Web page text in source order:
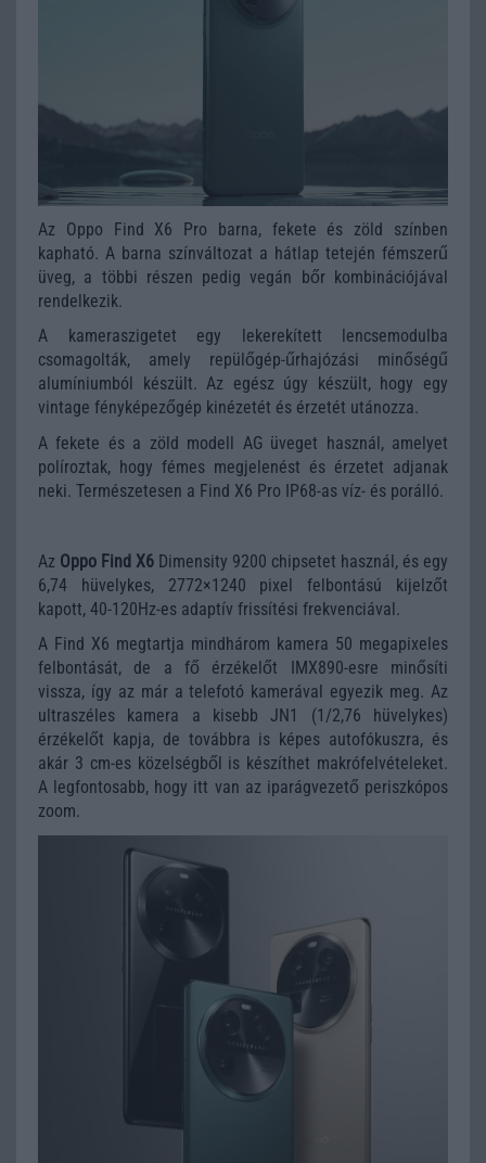
Az Oppo Find X6 Pro barna, fekete és zöld színben
kapható. A barna színváltozat a hátlap tetején fémszerű
üveg, a többi részen pedig vegán bőr kombinációjával
rendelkezik.
A kameraszigetet egy lekerekített lencsemodulba
csomagolták, amely repülőgép-űrhajózási minőségű
alumíniumból készült. Az egész úgy készült, hogy egy
vintage fényképezőgép kinézetét és érzetét utánozza.
A fekete és a zöld modell AG üveget használ, amelyet
políroztak, hogy fémes megjelenést és érzetet adjanak
neki. Természetesen a Find X6 Pro IP68-as víz- és porálló.
Az Oppo Find X6 Dimensity 9200 chipsetet használ, és egy
6,74 hüvelykes, 2772×1240 pixel felbontású kijelzőt
kapott, 40-120Hz-es adaptív frissítési frekvenciával.
A Find X6 megtartja mindhárom kamera 50 megapixeles
felbontását, de a fő érzékelőt IMX890-esre minősíti
vissza, így az már a telefotó kamerával egyezik meg. Az
ultraszéles kamera a kisebb JN1 (1/2,76 hüvelykes)
érzékelőt kapja, de továbbra is képes autofókuszra, és
akár 3 cm-es közelségből is készíthet makrófelvételeket.
A legfontosabb, hogy itt van az iparágvezető periszkópos
zoom.